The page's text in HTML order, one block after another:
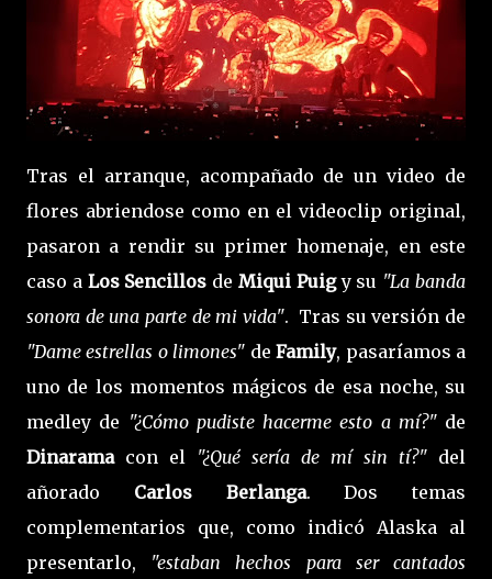
Tras el arranque, acompañado de un video de
flores abriendose como en el videoclip original,
pasaron a rendir su primer homenaje, en este
caso a Los Sencillos deMiqui Puigy su "La banda
sonora de una parte de mi vida". Tras su versión de
"Dame estrellas o limones" deFamily, pasaríamos a
uno de los momentos mágicos de esa noche, su
medley de "¿Cómo pudiste hacerme esto a mí?" de
Dinaramacon el "¿Qué sería de mí sin tí?" del
añorado Carlos Berlanga. Dos temas
complementarios que, como indicó Alaska al
presentarlo, "estaban hechos para ser cantados